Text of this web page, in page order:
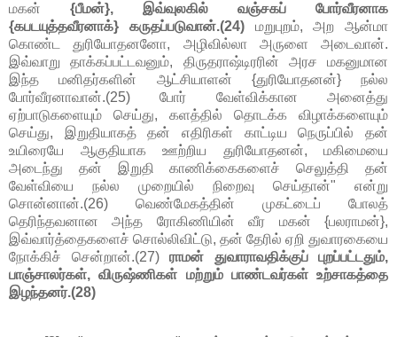
மகன் {பீமன்}, இவ்வுலகில் வஞ்சகப் போர்வீரனாக
{கபடயுத்தவீரனாக்} கருதப்படுவான்.(24)மறுபுறம், அற ஆன்மா
கொண்ட துரியோதனனோ, அழிவில்லா அருளை அடைவான்.
இவ்வாறு தாக்கப்பட்டவனும், திருதராஷ்டிரரின் அரச மகனுமான
இந்த மனிதர்களின் ஆட்சியாளன் {துரியோதனன்} நல்ல
போர்வீரனாவான்.(25) போர் வேள்விக்கான அனைத்து
ஏற்பாடுகளையும் செய்து, களத்தில் தொடக்க விழாக்களையும்
செய்து, இறுதியாகத் தன் எதிரிகள் காட்டிய நெருப்பில் தன்
உயிரையே ஆகுதியாக ஊற்றிய துரியோதனன், மகிமையை
அடைந்து தன் இறுதி காணிக்கைகளைச் செலுத்தி தன்
வேள்வியை நல்ல முறையில் நிறைவு செய்தான்" என்று
சொன்னான்.(26) வெண்மேகத்தின் முகட்டைப் போலத்
தெரிந்தவனான அந்த ரோகிணியின் வீர மகன் {பலராமன்},
இவ்வார்த்தைகளைச் சொல்லிவிட்டு, தன் தேரில் ஏறி துவாரகையை
நோக்கிச் சென்றான்.(27) ராமன் துவாராவதிக்குப் புறப்பட்டதும்,
பாஞ்சாலர்கள், விருஷ்ணிகள் மற்றும் பாண்டவர்கள் உற்சாகத்தை
இழந்தனர்.(28)